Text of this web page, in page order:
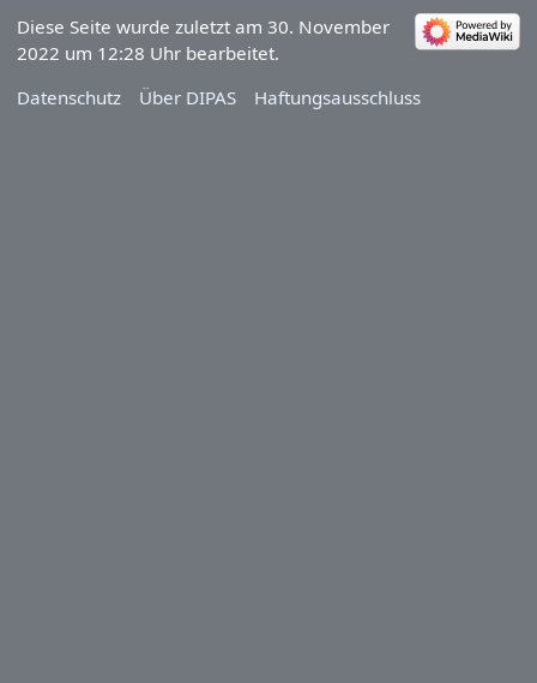
Diese Seite wurde zuletzt am 30. November
2022 um 12:28 Uhr bearbeitet.
Datenschutz
Über DIPAS Haftungsausschluss